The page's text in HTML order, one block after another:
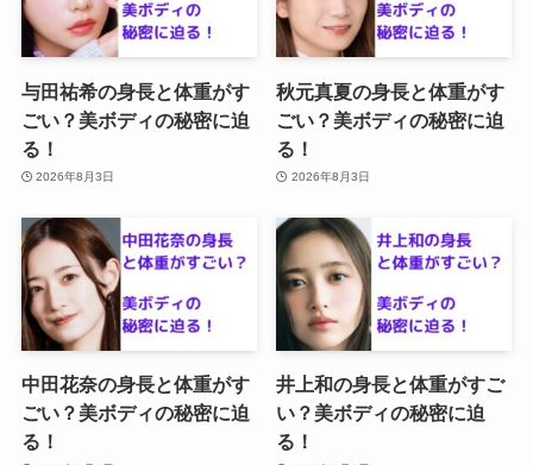
与田祐希の身長と体重がす
ごい？美ボディの秘密に迫
る！
2026年8月3日
秋元真夏の身長と体重がす
ごい？美ボディの秘密に迫
る！
2026年8月3日
中田花奈の身長と体重がす
ごい？美ボディの秘密に迫
る！
井上和の身長と体重がすご
い？美ボディの秘密に迫
る！